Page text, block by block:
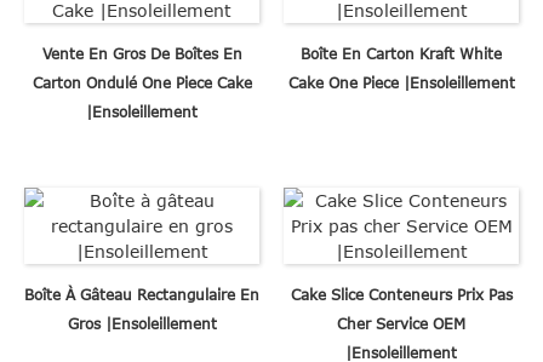
Vente En Gros De Boîtes En
Carton Ondulé One Piece Cake
|Ensoleillement
Boîte En Carton Kraft White
Cake One Piece |Ensoleillement
Boîte À Gâteau Rectangulaire En
Gros |Ensoleillement
Cake Slice Conteneurs Prix Pas
Cher Service OEM
|Ensoleillement